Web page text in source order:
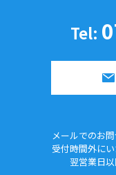
Tel:
メールでのお
受付時間外に
翌営業日以